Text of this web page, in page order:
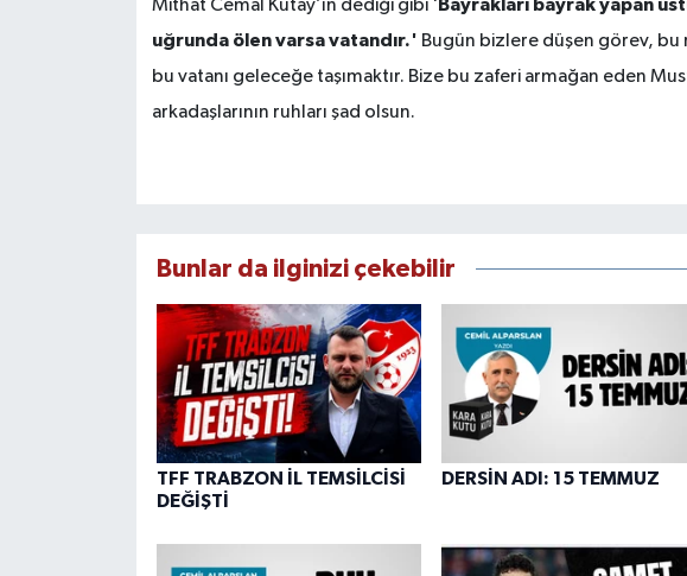
Mithat Cemal Kutay’ın dediği gibi ' Bayrakları bayrak yapan
uğrunda ölen varsa vatandır.' Bugün bizlere düşen görev, bu
bu vatanı geleceğe taşımaktır. Bize bu zaferi armağan eden
arkadaşlarının ruhları şad olsun.
Bunlar da ilginizi çekebilir
TFF TRABZON İL TEMSİLCİSİ
DEĞİŞTİ
DERSİN ADI: 15 TEMMUZ